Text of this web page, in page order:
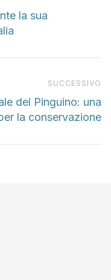
la sua
SUCCESSIVO
del Pinguino: una
la conservazione